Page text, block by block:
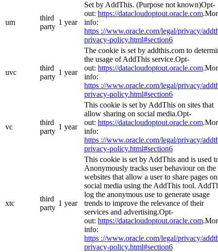
um
third
party
1 year
Set by AddThis. (Purpose not known)Opt-
out: https://datacloudoptout.oracle.com
info:
https ://www.oracle.com/legal/privacy/
privacy-policy.html#section6
uvc
third
party
1 year
The cookie is set by addthis.com to
the usage of AddThis service.Opt-
out: https://datacloudoptout.oracle.com
info:
https ://www.oracle.com/legal/privacy/
privacy-policy.html#section6
vc
third
party
1 year
This cookie is set by AddThis on sites that
allow sharing on social media.Opt-
out: https://datacloudoptout.oracle.com
info:
https ://www.oracle.com/legal/privacy/
privacy-policy.html#section6
xtc
third
party
1 year
This cookie is set by AddThis and is used
Anonymously tracks user behaviour on the
websites that allow a user to share pages on
social media using the AddThis tool.
log the anonymous use to generate usage
trends to improve the relevance of their
services and advertising.Opt-
out: https://datacloudoptout.oracle.com
info:
https ://www.oracle.com/legal/privacy/
privacy-policy.html#section6